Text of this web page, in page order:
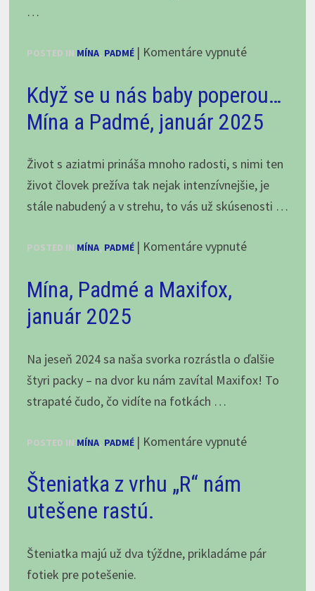
…
POSTED IN MÍNA, PADMÉ | Komentáre vypnuténa
prechádzky,
január
Když se u nás baby poperou…
Mína a Padmé, január 2025
Život s aziatmi prináša mnoho radosti, s nimi ten
život človek prežíva tak nejak intenzívnejšie, je
stále nabudený a v strehu, to vás už skúsenosti …
POSTED IN MÍNA, PADMÉ | Komentáre vypnuténa
baby
poperou…
Mína, Padmé a Maxifox,
január 2025
Na jeseň 2024 sa naša svorka rozrástla o ďalšie
štyri packy – na dvor ku nám zavítal Maxifox! To
strapaté čudo, čo vidíte na fotkách …
POSTED IN MÍNA, PADMÉ | Komentáre vypnuténa
január
Šteniatka z vrhu „R“ nám
utešene rastú.
Šteniatka majú už dva týždne, prikladáme pár
fotiek pre potešenie.